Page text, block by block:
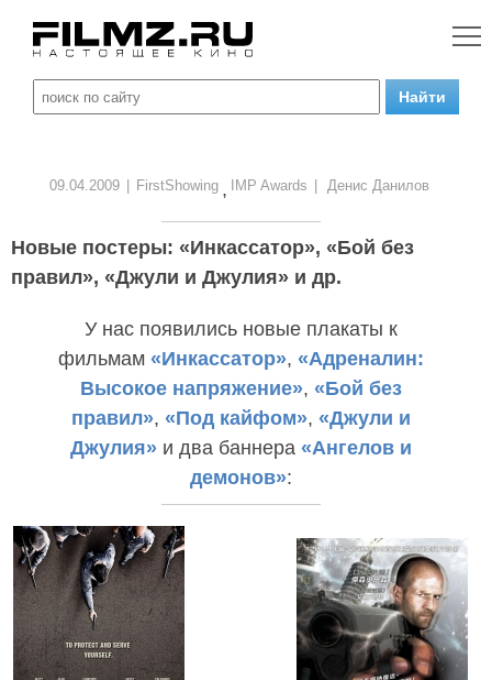
09.04.2009 FirstShowing , IMP Awards Денис Данилов
Новые постеры: «Инкассатор», «Бой без
правил», «Джули и Джулия» и др.
У нас появились новые плакаты к
фильмам «Инкассатор», «Адреналин:
Высокое напряжение», «Бой без
правил», «Под кайфом», «Джули и
Джулия»и два баннера «Ангелов и
демонов»: